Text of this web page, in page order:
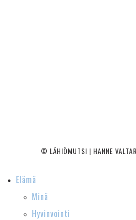
© LÄHIÖMUTSI | HANNE
Elämä
Minä
Hyvinvointi